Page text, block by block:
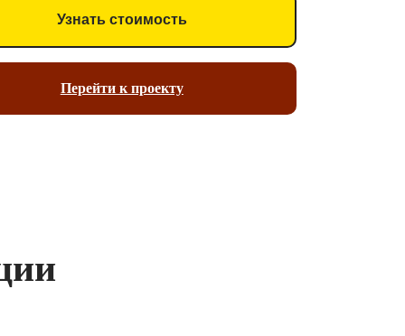
Узнать стоимость
Перейти к проекту